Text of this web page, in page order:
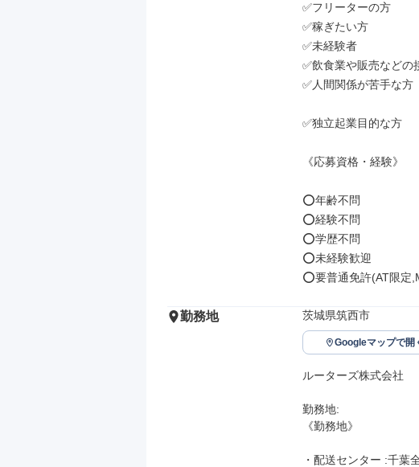
✅フリーターの方
✅稼ぎたい方
✅未経験者
✅飲食業や販売などの
✅人間関係が苦手な方
✅独立起業目的な方
《応募資格・経験》
⭕年齢不問
⭕経験不問
⭕学歴不問
⭕未経験歓迎
⭕要普通免許(AT限定
勤務地 茨城県筑西市
Googleマップで開
ルーターズ株式会社
勤務地:
《勤務地》
・配送センター :千葉